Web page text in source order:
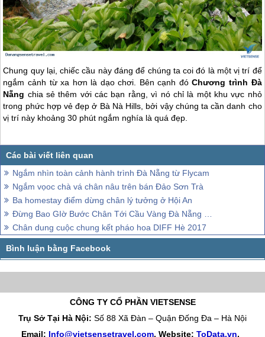
Chung quy lại, chiếc cầu này đáng để chúng ta coi đó là một vị trí để
ngắm cảnh từ xa hơn là dạo chơi. Bên cạnh đóChương trình Đà
Nẵng chia sẻ thêm với các bạn rằng, vì nó chỉ là một khu vực nhỏ
trong phức hợp vẻ đẹp ở Bà Nà Hills, bởi vậy chúng ta cần danh cho
vị trí này khoảng 30 phút ngắm nghía là quá đẹp.
Ngắm nhìn toàn cảnh hành trình Đà Nẵng từ Flycam
Ngắm vọoc chà vá chân nâu trên bán Đảo Sơn Trà
Ba homestay điểm dừng chân lý tưởng ở Hội An
Đừng Bao GIờ Bước Chân Tới Cầu Vàng Đà Nẵng Bởi...
Chân dung cuộc chung kết pháo hoa DIFF Hè 2017
CÔNG TY CỔ PHẦN VIETSENSE
Trụ Sở Tại Hà Nội: Số 88 Xã Đàn – Quận Đống Đa – Hà Nội
Email: Info@vietsensetravel.com, Website: ToData.vn,